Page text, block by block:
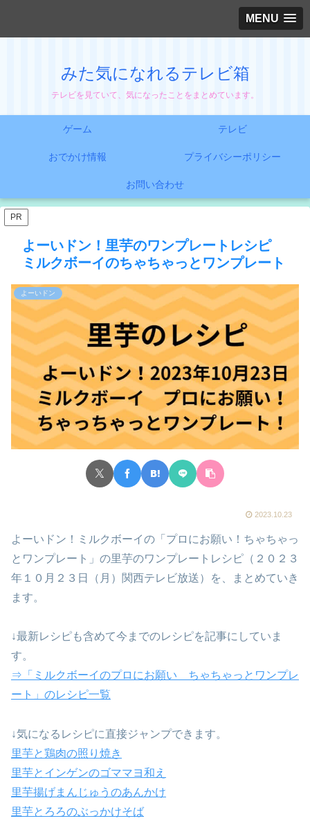
MENU
みた気になれるテレビ箱
テレビを見ていて、気になったことをまとめています。
ゲーム テレビ
おでかけ情報 プライバシーポリシー
お問い合わせ
PR
よーいドン！里芋のワンプレートレシピ
ミルクボーイのちゃちゃっとワンプレート
よーいドン
2023.10.23
よーいドン！ミルクボーイの「プロにお願い！ちゃちゃっ
とワンプレート」の里芋のワンプレートレシピ（２０２３
年１０月２３日（月）関西テレビ放送）を、まとめていき
ます。
↓最新レシピも含めて今までのレシピを記事にしていま
す。
⇒「ミルクボーイのプロにお願い ちゃちゃっとワンプレ
ート」のレシピ一覧
↓気になるレシピに直接ジャンプできます。
里芋と鶏肉の照り焼き
里芋とインゲンのゴママヨ和え
里芋揚げまんじゅうのあんかけ
里芋とろろのぶっかけそば